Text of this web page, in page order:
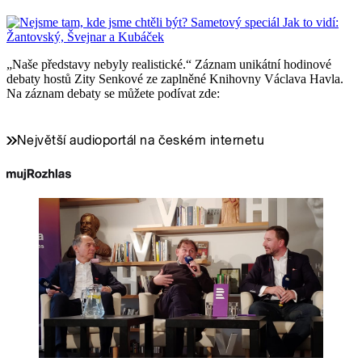
„Naše představy nebyly realistické.“ Záznam unikátní hodinové
debaty hostů Zity Senkové ze zaplněné Knihovny Václava Havla.
Na záznam debaty se můžete podívat zde: